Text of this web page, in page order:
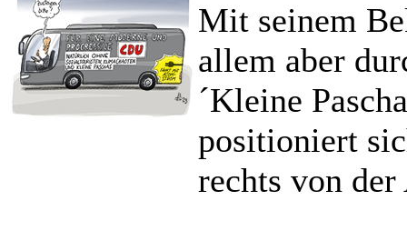
Mit seinem
allem aber
´Kleine
positioniert
rechts von